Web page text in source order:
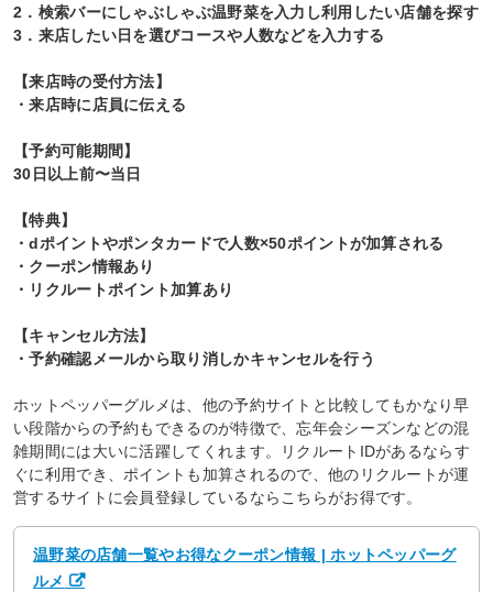
2．検索バーにしゃぶしゃぶ温野菜を入力し利用したい店舗を探す
3．来店したい日を選びコースや人数などを入力する
【来店時の受付方法】
・来店時に店員に伝える
【予約可能期間】
30日以上前〜当日
【特典】
・dポイントやポンタカードで人数×50ポイントが加算される
・クーポン情報あり
・リクルートポイント加算あり
【キャンセル方法】
・予約確認メールから取り消しかキャンセルを行う
ホットペッパーグルメは、他の予約サイトと比較してもかなり早
い段階からの予約もできるのが特徴で、忘年会シーズンなどの混
雑期間には大いに活躍してくれます。リクルートIDがあるならす
ぐに利用でき、ポイントも加算されるので、他のリクルートが運
営するサイトに会員登録しているならこちらがお得です。
温野菜の店舗一覧やお得なクーポン情報 | ホットペッパーグ
ルメ